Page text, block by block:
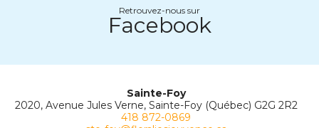
Retrouvez-nous sur
Facebook
Sainte-Foy
2020, Avenue Jules Verne, Sainte-Foy (Québec) G2G 2R2
418 872-0869